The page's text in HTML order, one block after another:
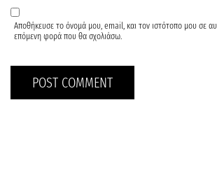
Αποθήκευσε το όνομά μου, email, και τον ιστότοπο μου σε
επόμενη φορά που θα σχολιάσω.